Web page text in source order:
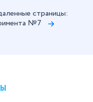
страницы:
№7